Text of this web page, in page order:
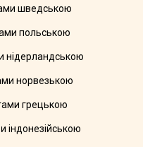
шведською
польською
нідерландською
норвезькою
грецькою
індонезійською